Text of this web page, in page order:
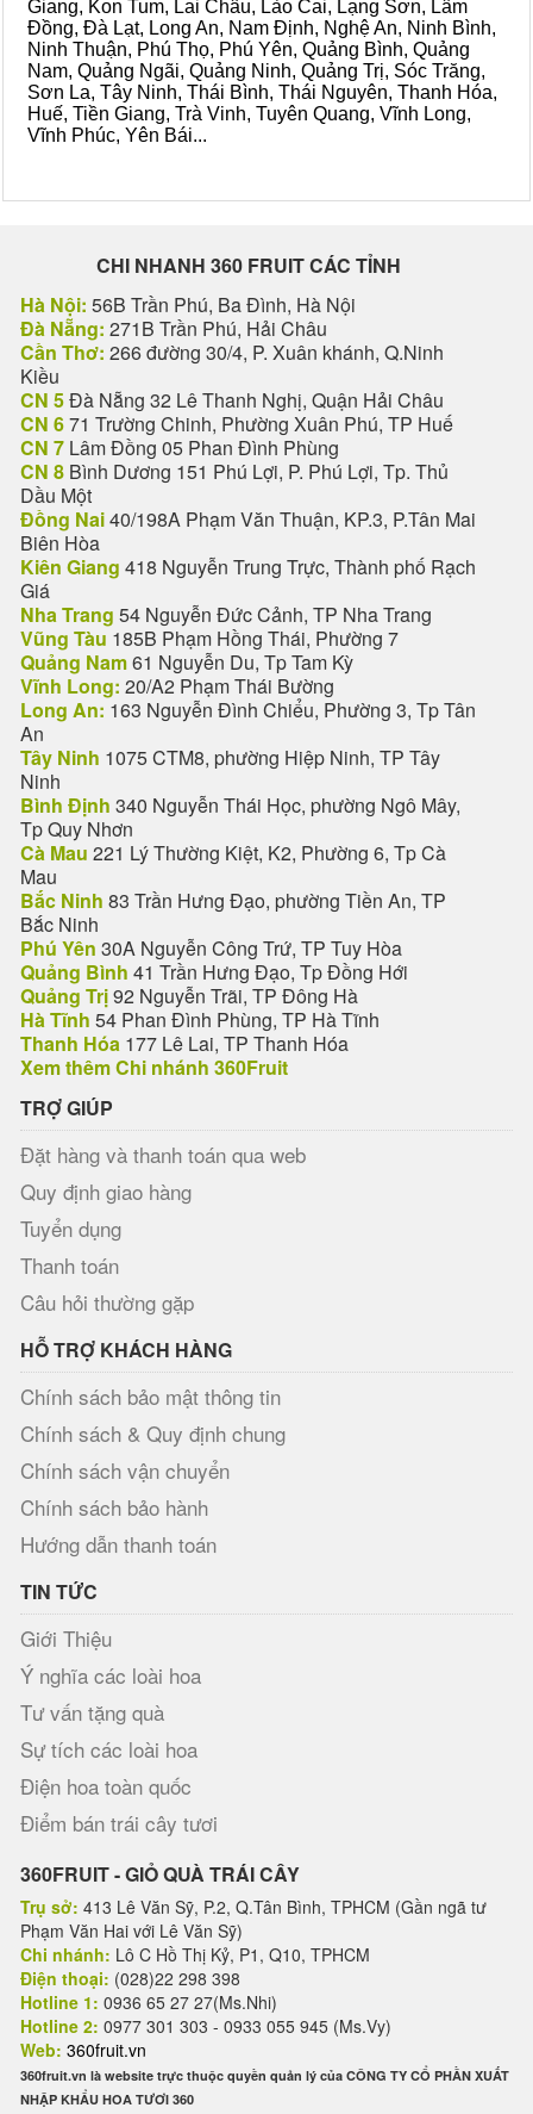
Giang, Kon Tum, Lai Châu, Lào Cai, Lạng Sơn, Lâm
Đồng, Đà Lạt, Long An, Nam Định, Nghệ An, Ninh Bình,
Ninh Thuận, Phú Thọ, Phú Yên, Quảng Bình, Quảng
Nam, Quảng Ngãi, Quảng Ninh, Quảng Trị, Sóc Trăng,
Sơn La, Tây Ninh, Thái Bình, Thái Nguyên, Thanh Hóa,
Huế, Tiền Giang, Trà Vinh, Tuyên Quang, Vĩnh Long,
Vĩnh Phúc, Yên Bái...
CHI NHANH 360 FRUIT CÁC TỈNH
Hà Nội: 56B Trần Phú, Ba Đình, Hà Nội
Đà Nẵng: 271B Trần Phú, Hải Châu
Cần Thơ: 266 đường 30/4, P. Xuân khánh, Q.Ninh
Kiều
CN 5Đà Nẵng 32 Lê Thanh Nghị, Quận Hải Châu
CN 671 Trường Chinh, Phường Xuân Phú, TP Huế
CN 7 Lâm Đồng 05 Phan Đình Phùng
CN 8 Bình Dương 151 Phú Lợi, P. Phú Lợi, Tp. Thủ
Dầu Một
Đồng Nai40/198A Phạm Văn Thuận, KP.3, P.Tân Mai
Biên Hòa
Kiên Giang 418 Nguyễn Trung Trực, Thành phố Rạch
Giá
Nha Trang 54 Nguyễn Đức Cảnh, TP Nha Trang
Vũng Tàu 185B Phạm Hồng Thái, Phường 7
Quảng Nam61 Nguyễn Du, Tp Tam Kỳ
Vĩnh Long: 20/A2 Phạm Thái Bường
Long An: 163 Nguyễn Đình Chiểu, Phường 3, Tp Tân
An
Tây Ninh 1075 CTM8, phường Hiệp Ninh, TP Tây
Ninh
Bình Định 340 Nguyễn Thái Học, phường Ngô Mây,
Tp Quy Nhơn
Cà Mau 221 Lý Thường Kiệt, K2, Phường 6, Tp Cà
Mau
Bắc Ninh 83 Trần Hưng Đạo, phường Tiền An, TP
Bắc Ninh
Phú Yên 30A Nguyễn Công Trứ, TP Tuy Hòa
Quảng Bình 41 Trần Hưng Đạo, Tp Đồng Hới
Quảng Trị92 Nguyễn Trãi, TP Đông Hà
Hà Tĩnh 54 Phan Đình Phùng, TP Hà Tĩnh
Thanh Hóa 177 Lê Lai, TP Thanh Hóa
Xem thêm Chi nhánh 360Fruit
TRỢ GIÚP
Đặt hàng và thanh toán qua web
Quy định giao hàng
Tuyển dụng
Thanh toán
Câu hỏi thường gặp
HỖ TRỢ KHÁCH HÀNG
Chính sách bảo mật thông tin
Chính sách & Quy định chung
Chính sách vận chuyển
Chính sách bảo hành
Hướng dẫn thanh toán
TIN TỨC
Giới Thiệu
Ý nghĩa các loài hoa
Tư vấn tặng quà
Sự tích các loài hoa
Điện hoa toàn quốc
Điểm bán trái cây tươi
360FRUIT - GIỎ QUÀ TRÁI CÂY
Trụ sở: 413 Lê Văn Sỹ, P.2, Q.Tân Bình, TPHCM (Gần ngã tư
Phạm Văn Hai với Lê Văn Sỹ)
Chi nhánh: Lô C Hồ Thị Kỷ, P1, Q10, TPHCM
Điện thoại: (028)22 298 398
Hotline 1: 0936 65 27 27(Ms.Nhi)
Hotline 2: 0977 301 303 - 0933 055 945 (Ms.Vy)
Web: 360fruit.vn
360fruit.vn là website trực thuộc quyền quản lý của CÔNG TY CỔ PHẦN XUẤT
NHẬP KHẨU HOA TƯƠI 360